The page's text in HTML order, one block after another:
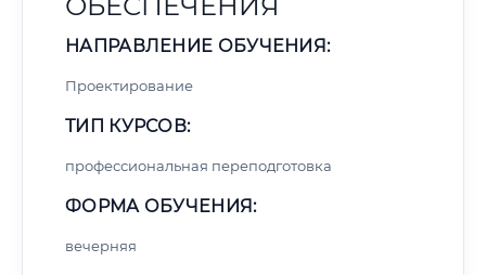
НАПРАВЛЕНИЕ ОБУЧЕНИЯ:
Проектирование
ТИП КУРСОВ:
профессиональная переподготовка
ФОРМА ОБУЧЕНИЯ:
вечерняя